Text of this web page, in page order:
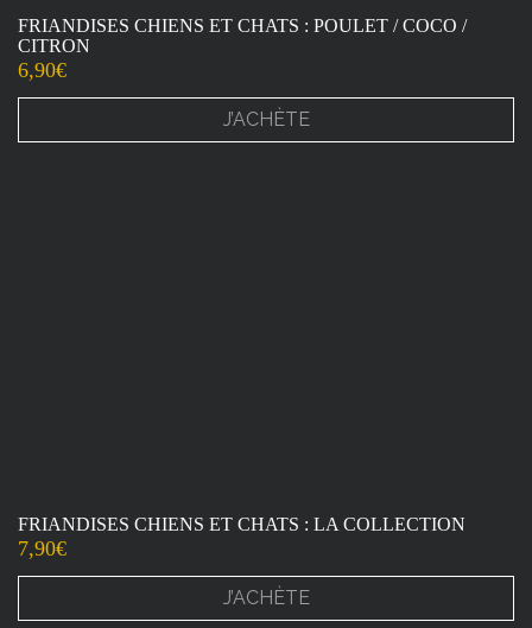
FRIANDISES CHIENS ET CHATS : POULET / COCO /
CITRON
6,90€
J’ACHÈTE
FRIANDISES CHIENS ET CHATS : LA COLLECTION
7,90€
J’ACHÈTE